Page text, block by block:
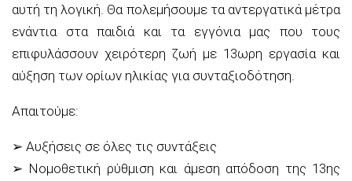
αυτή τη λογική. Θα πολεμήσουμε τα αντεργατικά μέτρα
ενάντια στα παιδιά και τα εγγόνια μας που τους
επιφυλάσσουν χειρότερη ζωή με 13ωρη εργασία και
αύξηση των ορίων ηλικίας για συνταξιοδότηση.
Απαιτούμε:
➢ Αυξήσεις σε όλες τις συντάξεις
➢ Νομοθετική ρύθμιση και άμεση απόδοση της 13ης